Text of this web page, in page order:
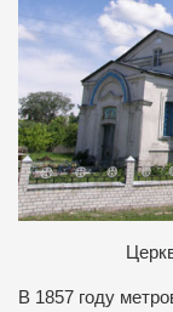
В 1857 году